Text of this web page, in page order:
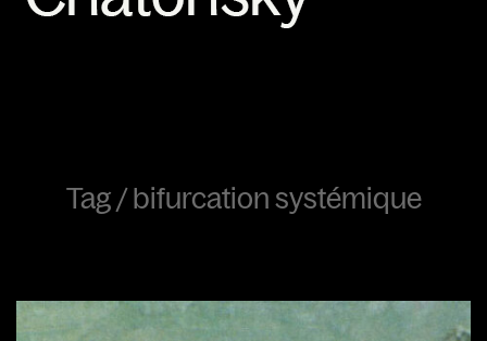
Tag /bifurcation systémique